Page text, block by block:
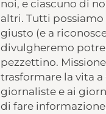
noi, e ciascuno di
altri. Tutti possiamo
giusto (e a
divulgheremo
pezzettino.
trasformare la vita a
giornaliste e ai
di fare